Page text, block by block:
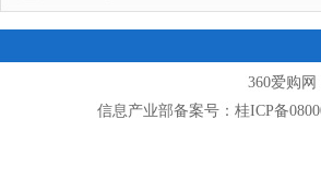
360爱购
信息产业部备案号：桂ICP备